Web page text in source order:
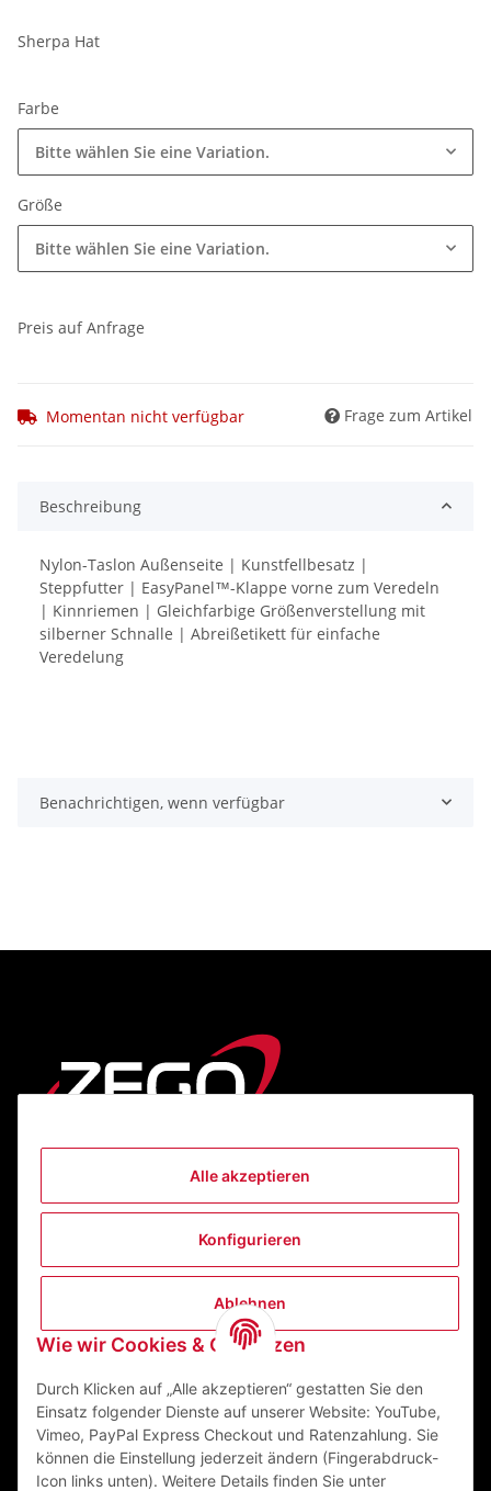
Alle akzeptieren
Konfigurieren
Ablehnen
Wie wir Cookies & Co nutzen
Durch Klicken auf „Alle akzeptieren“ gestatten Sie den
Einsatz folgender Dienste auf unserer Website: YouTube,
Vimeo, PayPal Express Checkout und Ratenzahlung. Sie
können die Einstellung jederzeit ändern (Fingerabdruck-
Icon links unten). Weitere Details finden Sie unter
Sherpa Hat
Farbe
Bitte wählen Sie eine Variation.
Größe
Bitte wählen Sie eine Variation.
Preis auf Anfrage
Momentan nicht verfügbar Frage zum Artikel
Beschreibung
Nylon-Taslon Außenseite | Kunstfellbesatz |
Steppfutter | EasyPanel™-Klappe vorne zum Veredeln
| Kinnriemen | Gleichfarbige Größenverstellung mit
silberner Schnalle | Abreißetikett für einfache
Veredelung
Benachrichtigen, wenn verfügbar
Informationen
ZEGO Textilveredelungszentrum GmbH
63741 Aschaffenburg Deutschland
Mail:info@zego-tvz.de
Tel.:06021 59092-0